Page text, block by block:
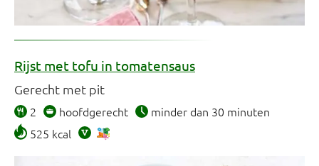
Rijst met tofu in tomatensaus
Gerecht met pit
2 hoofdgerecht
minder dan 30 minuten
525 kcal